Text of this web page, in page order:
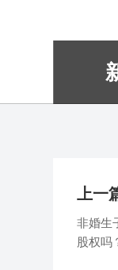
上一
非婚生
股权吗